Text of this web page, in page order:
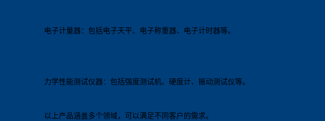
电子计量器：包括电子天平、电子称重器、电子计时器等。
力学性能测试仪器：包括强度测试机、硬度计、振动测试仪等。
以上产品涵盖多个领域，可以满足不同客户的需求。